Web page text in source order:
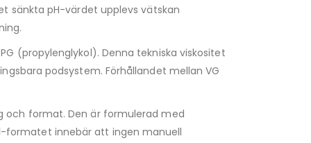
sänkta pH-värdet upplevs vätskan
(propylenglykol). Denna tekniska viskositet
podsystem. Förhållandet mellan VG
och format. Den är formulerad med
formatet innebär att ingen manuell